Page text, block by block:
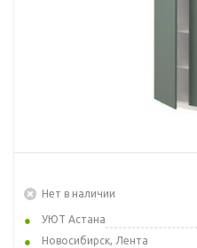
Нет в наличии
УЮТ Астана
Новосибирск, Лента